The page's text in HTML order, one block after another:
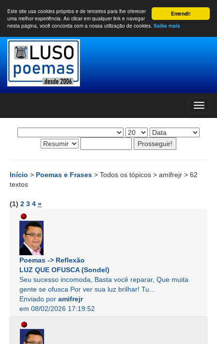
Entendi!
Este site usa cookies próprios e de terceiros para lhe oferecer
uma melhor experiência. Ao clicar em qualquer link e navegar
nesta página, você concorda com a nossa utilização de cookies. Saiba mais
Início > Poemas e Frases > Todos os tópicos > amifrejr > 62
textos
(1) 2 3 4 »
Poemas -> Reflexão
LUZ QUE OFUSCA (Sondel)
Seu sucesso incomoda, Basta você reparar, Que muita
gente se ofusca Por ver sua luz brilhar! Tu...
Enviado por amifrejr
em 08/02/2026 17:19:52